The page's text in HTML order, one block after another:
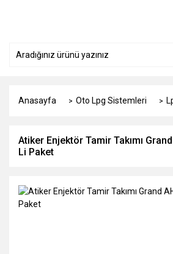
Anasayfa Oto Lpg Sistemleri
Atiker Enjektör Tamir Takımı
Li Paket